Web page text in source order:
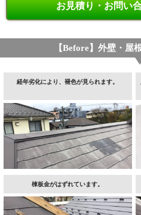
お見積り・お問い
【Before】外壁・屋
経年劣化により、褪色が見られます。
棟板金がはずれています。